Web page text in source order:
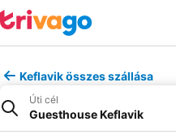
Keflavik összes szállása
Úti cél
Guesthouse Keflavik